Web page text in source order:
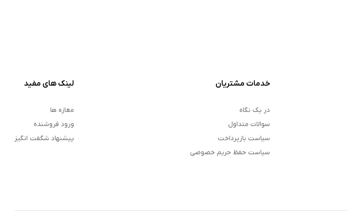
خدمات مشتریان
در یک نگاه
سوالات متداول
سیاست بازپرداخت
سیاست حفظ حریم خصوصی
لینک های مفید
مغازه ها
ورود فروشنده
پیشنهاد شگفت انگیز